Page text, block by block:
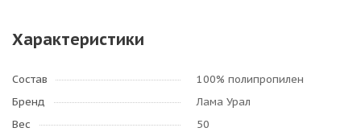
Характеристики
Состав
100% полипропилен
Бренд
Лама Урал
Вес
50